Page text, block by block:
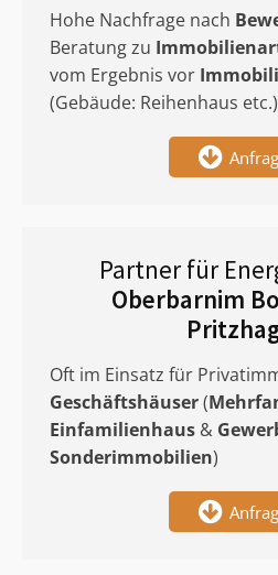
Hohe Nachfrage nach
Beratung zu
vom Ergebnis vor
(Gebäude: Reihenhaus etc.)
Partner für
Oberbarnim
Oft im Einsatz für
Geschäftshäuser(
Einfamilienhaus &
Sonderimmobilien)